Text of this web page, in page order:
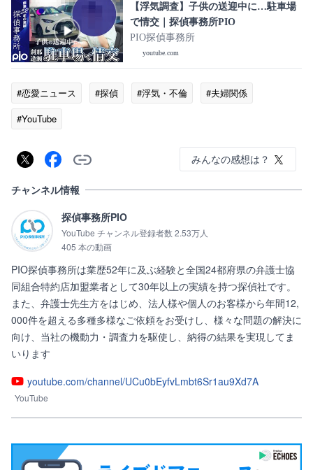
【浮気調査】子供の送迎中に…駐車場
で情交｜探偵事務所PIO
PIO探偵事務所
youtube.com
#恋愛ニュース #探偵 #浮気・不倫
#夫婦関係
#YouTube
みんなの感想は？
チャンネル情報
探偵事務所PIO
YouTube チャンネル登録者数 2.53万人
405 本の動画
PIO探偵事務所は業歴52年に及ぶ経験と全国24都府県の弁護士協
同組合特約店加盟業者として30年以上の実績を持つ探偵社です。
また、弁護士先生方をはじめ、法人様や個人のお客様から年間12,
000件を超える多種多様なご依頼をお受けし、様々な問題の解決に
向け、当社の機動力・調査力を駆使し、納得の結果を実現してま
いります
youtube.com/channel/UCu0bEyfvLmbt6Sr1au9Xd7A
YouTube